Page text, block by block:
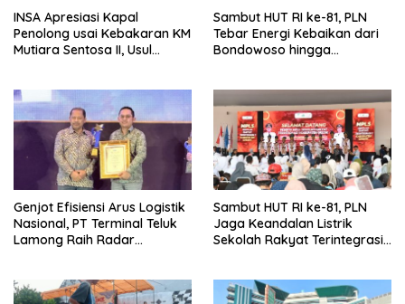
INSA Apresiasi Kapal
Penolong usai Kebakaran KM
Mutiara Sentosa II, Usul
Sambut HUT RI ke-81, PLN
Tebar Energi Kebaikan dari
Bondowoso hingga
Genjot Efisiensi Arus Logistik
Nasional, PT Terminal Teluk
Lamong Raih Radar
Sambut HUT RI ke-81, PLN
Jaga Keandalan Listrik
Sekolah Rakyat Terintegrasi 1